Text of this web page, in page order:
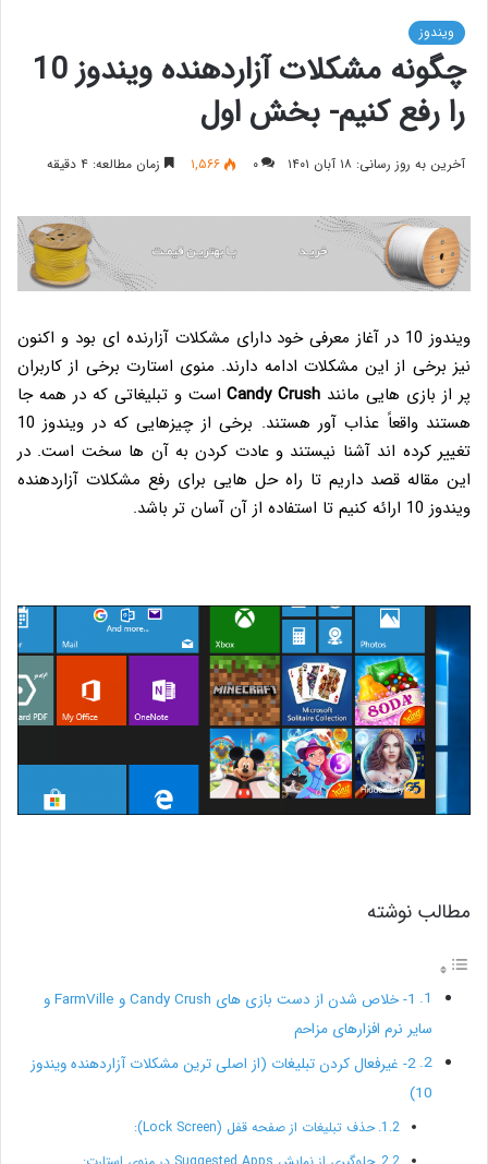
ویندوز
چگونه مشکلات آزاردهنده ویندوز 10
را رفع کنیم- بخش اول
آخرین به روز رسانی: ۱۸ آبان ۱۴۰۱ ۰ ۱,۵۶۶ زمان مطالعه: ۴ دقیقه
ویندوز 10 در آغاز معرفی خود دارای مشکلات آزارنده ای بود و اکنون
نیز برخی از این مشکلات ادامه دارند. منوی استارت برخی از کاربران
پر از بازی هایی مانند Candy Crushاست و تبلیغاتی که در همه جا
هستند واقعاً عذاب آور هستند. برخی از چیزهایی که در ویندوز 10
تغییر کرده اند آشنا نیستند و عادت کردن به آن ها سخت است. در
این مقاله قصد داریم تا راه حل هایی برای رفع مشکلات آزاردهنده
ویندوز 10 ارائه کنیم تا استفاده از آن آسان تر باشد.
مطالب نوشته
1- خلاص شدن از دست بازی های Candy Crush و FarmVille و
سایر نرم افزارهای مزاحم
2- غیرفعال کردن تبلیغات (از اصلی ترین مشکلات آزاردهنده ویندوز
10)
حذف تبلیغات از صفحه قفل (Lock Screen):